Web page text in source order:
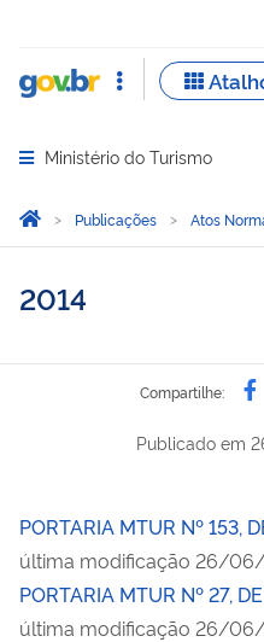
Abrir menu principal de
Ministério do Turismo
Você está aqui:
Página Inicial
Publicações Atos
2014
Compartilhe:
Publicado em
PORTARIA MTUR Nº 153,
última modificação 26/
PORTARIA MTUR Nº 27,
última modificação 26/